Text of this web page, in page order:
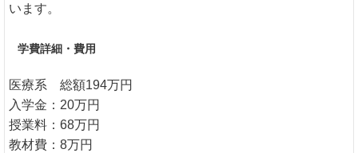
います。
学費詳細・費用
医療系 総額194万円
入学金：20万円
授業料：68万円
教材費：8万円